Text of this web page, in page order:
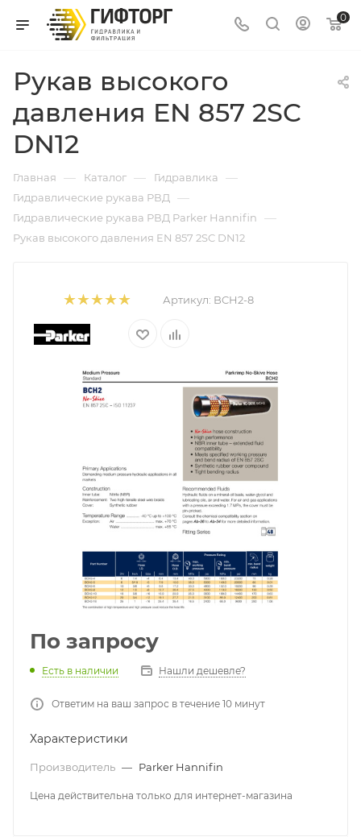
0
Рукав высокого
давления EN 857 2SC
DN12
Главная — Каталог — Гидравлика —
Гидравлические рукава РВД —
Гидравлические рукава РВД Parker Hannifin —
Рукав высокого давления EN 857 2SC DN12
Артикул: BCH2-8
По запросу
Есть в наличии Нашли дешевле?
Ответим на ваш запрос в течение 10 минут
Характеристики
Производитель — Parker Hannifin
Цена действительна только для интернет-магазина